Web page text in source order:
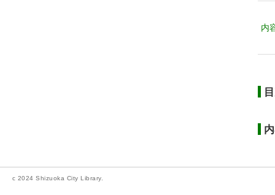
内
c 2024 Shizuoka City Library.